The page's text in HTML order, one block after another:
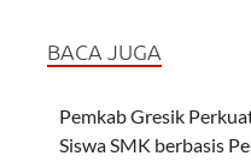
BACA JUGA
Pemkab Gresik
Siswa SMK berbasis